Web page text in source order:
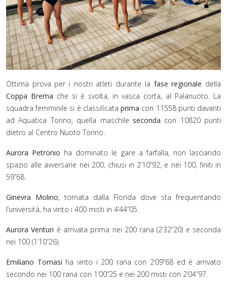
Ottima prova per i nostri atleti durante la fase regionale della
Coppa Brema che si è svolta, in vasca corta, al Palanuoto. La
squadra femminile si è classificata prima con 11558 punti davanti
ad Aquatica Torino, quella maschile seconda con 10820 punti
dietro al Centro Nuoto Torino.
Aurora Petronio ha dominato le gare a farfalla, non lasciando
spazio alle avversarie nei 200, chiusi in 2’10”92, e nei 100, finiti in
59”68.
Ginevra Molino, tornata dalla Florida dove sta frequentando
l’università, ha vinto i 400 misti in 4’44”05.
Aurora Venturi è arrivata prima nei 200 rana (2’32”20) e seconda
nei 100 (1’10”26).
Emiliano Tomasi ha vinto i 200 rana con 2’09”68 ed è arrivato
secondo nei 100 rana con 1’00”25 e nei 200 misti con 2’04”97.